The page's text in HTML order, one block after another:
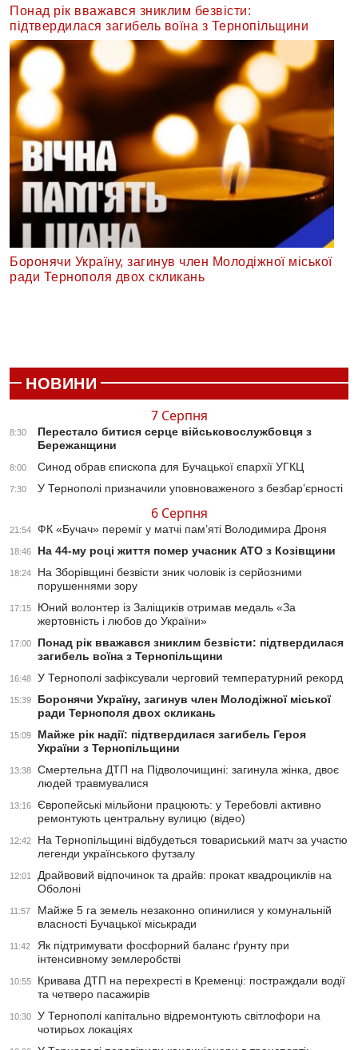
Понад рік вважався зниклим безвісти:
підтвердилася загибель воїна з Тернопільщини
Боронячи Україну, загинув член Молодіжної міської
ради Тернополя двох скликань
НОВИНИ
7 Серпня
8:30
Перестало битися серце військовослужбовця з
Бережанщини
8:00 Синод обрав єпископа для Бучацької єпархії УГКЦ
7:30 У Тернополі призначили уповноваженого з безбар’єрності
6 Серпня
21:54 ФК «Бучач» переміг у матчі пам’яті Володимира Дроня
18:46 На 44-му році життя помер учасник АТО з Козівщини
18:24
На Зборівщині безвісти зник чоловік із серйозними
порушеннями зору
17:15
Юний волонтер із Заліщиків отримав медаль «За
жертовність і любов до України»
17:00
Понад рік вважався зниклим безвісти: підтвердилася
загибель воїна з Тернопільщини
16:48 У Тернополі зафіксували черговий температурний рекорд
15:39
Боронячи Україну, загинув член Молодіжної міської
ради Тернополя двох скликань
15:09
Майже рік надії: підтвердилася загибель Героя
України з Тернопільщини
13:38
Смертельна ДТП на Підволочищині: загинула жінка, двоє
людей травмувалися
13:16
Європейські мільйони працюють: у Теребовлі активно
ремонтують центральну вулицю (відео)
12:42
На Тернопільщині відбудеться товариський матч за участю
легенди українського футзалу
12:01
Драйвовий відпочинок та драйв: прокат квадроциклів на
Оболоні
11:57
Майже 5 га земель незаконно опинилися у комунальній
власності Бучацької міськради
11:42
Як підтримувати фосфорний баланс ґрунту при
інтенсивному землеробстві
10:55
Кривава ДТП на перехресті в Кременці: постраждали водії
та четверо пасажирів
10:30
У Тернополі капітально відремонтують світлофори на
чотирьох локаціях